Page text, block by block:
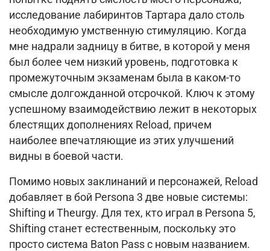
исследование лабиринтов Тартара дало столь
необходимую умственную стимуляцию. Когда
мне надрали задницу в битве, в которой у меня
был более чем низкий уровень, подготовка к
промежуточным экзаменам была в каком-то
смысле долгожданной отсрочкой. Ключ к этому
успешному взаимодействию лежит в некоторых
блестящих дополнениях Reload, причем
наиболее впечатляющие из этих улучшений
видны в боевой части.
Помимо новых заклинаний и персонажей, Reload
добавляет в бой Persona 3 две новые системы:
Shifting и Theurgy. Для тех, кто играл в Persona 5,
Shifting станет естественным, поскольку это
просто система Baton Pass с новым названием.